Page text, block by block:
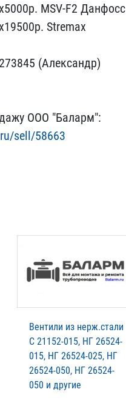
MSV-F2 Данфос​с
Stremax
(Александр)
​ООО "Баларм":
sell/58663
Вентили из нерж.стали
С 21152-015, НГ 26524-
015, НГ 26524-025, НГ
26524-050, НГ 26524-
050 и другие